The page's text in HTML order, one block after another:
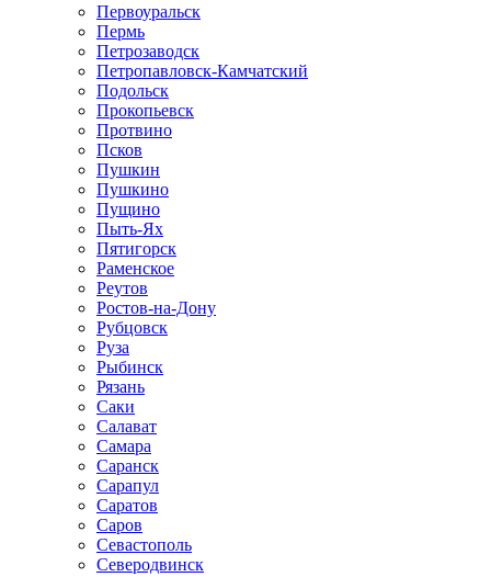
Первоуральск
Пермь
Петрозаводск
Петропавловск-Камчатский
Подольск
Прокопьевск
Протвино
Псков
Пушкин
Пушкино
Пущино
Пыть-Ях
Пятигорск
Раменское
Реутов
Ростов-на-Дону
Рубцовск
Руза
Рыбинск
Рязань
Саки
Салават
Самара
Саранск
Сарапул
Саратов
Саров
Севастополь
Северодвинск